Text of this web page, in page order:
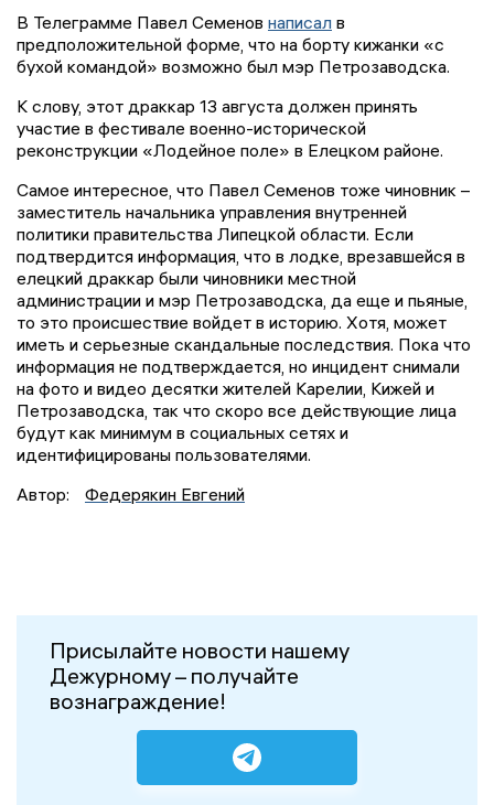
В Телеграмме Павел Семенов написал в
предположительной форме, что на борту кижанки «с
бухой командой» возможно был мэр Петрозаводска.
К слову, этот драккар 13 августа должен принять
участие в фестивале военно-исторической
реконструкции «Лодейное поле» в Елецком районе.
Самое интересное, что Павел Семенов тоже чиновник –
заместитель начальника управления внутренней
политики правительства Липецкой области. Если
подтвердится информация, что в лодке, врезавшейся в
елецкий драккар были чиновники местной
администрации и мэр Петрозаводска, да еще и пьяные,
то это происшествие войдет в историю. Хотя, может
иметь и серьезные скандальные последствия. Пока что
информация не подтверждается, но инцидент снимали
на фото и видео десятки жителей Карелии, Кижей и
Петрозаводска, так что скоро все действующие лица
будут как минимум в социальных сетях и
идентифицированы пользователями.
Автор:
Федерякин Евгений
Присылайте новости нашему
Дежурному – получайте
вознаграждение!